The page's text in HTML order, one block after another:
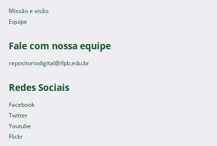
Missão e visão
Equipe
Fale com nossa equipe
repositoriodigital@ifpb.edu.br
Redes Sociais
Facebook
Twitter
Youtube
Flickr